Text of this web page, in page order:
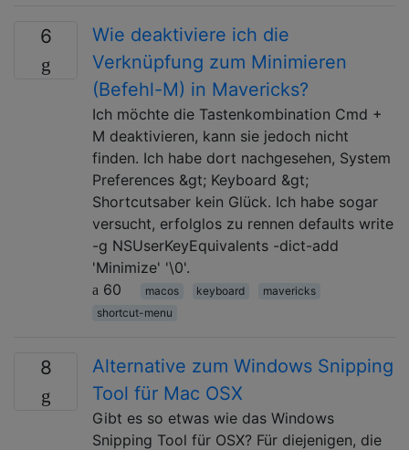
6
Wie deaktiviere ich die
Verknüpfung zum Minimieren
(Befehl-M) in Mavericks?
Ich möchte die Tastenkombination Cmd +
M deaktivieren, kann sie jedoch nicht
finden. Ich habe dort nachgesehen, System
Preferences &gt; Keyboard &gt;
Shortcutsaber kein Glück. Ich habe sogar
versucht, erfolglos zu rennen defaults write
-g NSUserKeyEquivalents -dict-add
'Minimize' '\0'.
60
macos keyboard
mavericks
shortcut-menu
8
Alternative zum Windows Snipping
Tool für Mac OSX
Gibt es so etwas wie das Windows
Snipping Tool für OSX? Für diejenigen, die